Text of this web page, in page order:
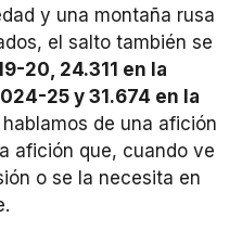
y una montaña rusa
el salto también se
20, 24.311 en la
25 y 31.674 en la
de una afición
afición que, cuando ve
o se la necesita en